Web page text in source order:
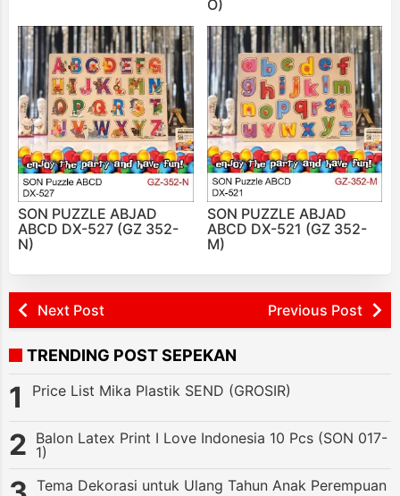
O)
SON PUZZLE ABJAD
ABCD DX-527 (GZ 352-
N)
SON PUZZLE ABJAD
ABCD DX-521 (GZ 352-
M)
Next Post Previous Post
TRENDING POST SEPEKAN
Price List Mika Plastik SEND (GROSIR)
Balon Latex Print I Love Indonesia 10 Pcs (SON 017-
1)
Tema Dekorasi untuk Ulang Tahun Anak Perempuan